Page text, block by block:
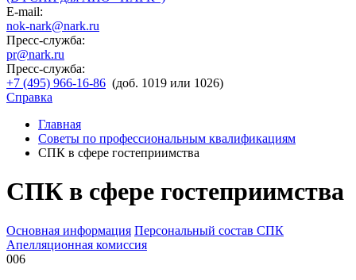
E-mail:
nok-nark@nark.ru
Пресс-служба:
pr@nark.ru
Пресс-служба:
+7 (495) 966-16-86 (доб. 1019 или 1026)
Справка
Главная
Советы по профессиональным квалификациям
СПК в сфере гостеприимства
СПК в сфере гостеприимства
Основная информация Персональный состав СПК
Апелляционная комиссия
006